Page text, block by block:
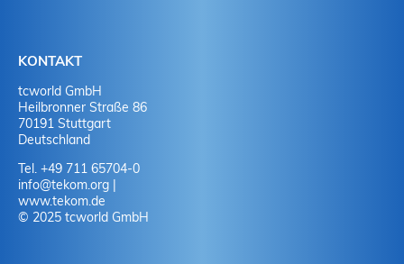
KONTAKT
tcworld GmbH
Heilbronner Straße 86
70191 Stuttgart
Deutschland
Tel. +49 711 65704-0
info@tekom.org |
www.tekom.de
© 2025 tcworld GmbH